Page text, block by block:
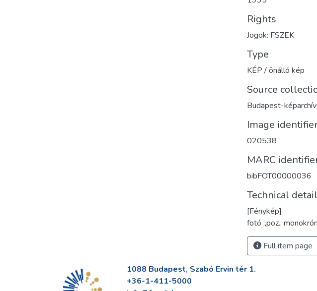
Rights
Jogok: FSZEK
Type
KÉP / önálló kép
Source
Budapest-
Image
020538
MARC
bibFOT00000036
Technical
[Fénykép]
fotó :,poz.,
Full item page
1088 Budapest, Szabó Ervin tér 1.
+36-1-411-5000